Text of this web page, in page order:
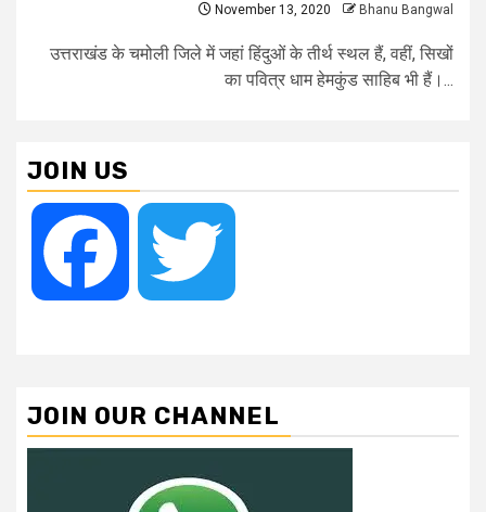
November 13, 2020 Bhanu Bangwal
उत्तराखंड के चमोली जिले में जहां हिंदुओं के तीर्थ स्थल हैं, वहीं, सिखों
का पवित्र धाम हेमकुंड साहिब भी हैं।...
JOIN US
Facebook
JOIN OUR CHANNEL